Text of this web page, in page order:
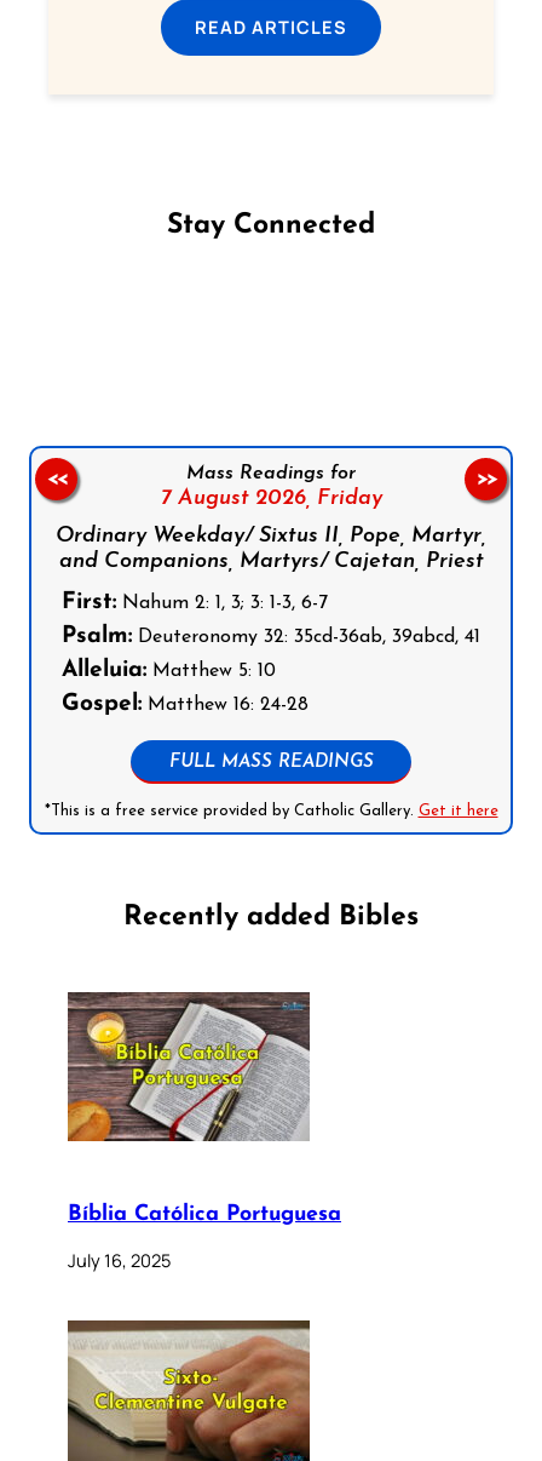
READ ARTICLES
Stay Connected
Mass Readings for
7 August 2026, Friday
Ordinary Weekday/ Sixtus II, Pope, Martyr,
and Companions, Martyrs/ Cajetan, Priest
First: Nahum 2: 1, 3; 3: 1-3, 6-7
Psalm: Deuteronomy 32: 35cd-36ab, 39abcd, 41
Alleluia: Matthew 5: 10
Gospel: Matthew 16: 24-28
FULL MASS READINGS
*This is a free service provided by Catholic Gallery. Get it here
<< >>
Recently added Bibles
Bíblia Católica Portuguesa
July 16, 2025